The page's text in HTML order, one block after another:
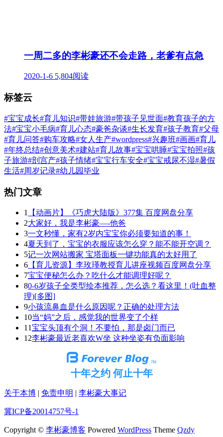
一周二多的李彬豪还不会走路，老爹有点急
2020-1-6 5,804阅读
标签云
#宝宝成长#育儿知识#带娃旅游#带孩子见世面#教育孩子的方
法#宝宝小毛病#育儿心态#豪爸杂谈#生长发育#孩子教育#父母
#育儿问答#购车攻略#女人生产#wordpress#兴趣班#画画#育儿
#年终总结#创意美术#建站#育儿故事#宝宝哄睡#宝宝拍照#孩
子旅游#剖宫产#孩子情绪#宝宝行车安全#宝宝戒尿不湿#暑假
生活#周岁记录#幼儿园毕业
热门文章
1
【动画片】《巧虎大陆版》377集 百度网盘分享
2大家好，我是李彬豪—-他爸
3一文秒懂，家有2岁内宝宝你必须要知道的事！
4夏天到了，宝宝的衣服应该怎么穿？能不能开空调？
5记一次网站搬家 宝塔面板一键功能真的太好用了
6 【育儿资源】李玫瑾教授育儿讲座视频百度网盘分享
7宝宝便秘怎么办？吃什么才能调理好呢？
80-6岁孩子全类型绘本推荐，怎么选？看这里！(吐血整
理)[多图]
9小孩流鼻血是什么原因呢？正确的处理方法
10当“妈”之后，感觉我的世界变了个样
11宝宝头顶有个洞！不要怕，那是卤门而已
12李彬豪最近老喜欢W坐 这种坐姿有负面影响
十年之约 何止十年
关于本博 | 免责申明 | 李彬豪大事记
冀ICP备20014757号-1
Copyright © 李彬豪博客 Powered WordPress Theme Qzdy